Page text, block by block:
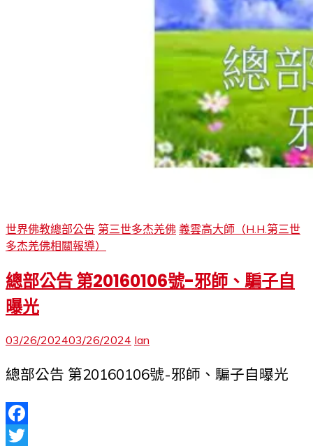
世界佛教總部公告 第三世多杰羌佛 義雲高大師（H.H.第三世
多杰羌佛相關報導）
總部公告 第20160106號-邪師、騙子自
曝光
03/26/202403/26/2024 Ian
總部公告 第20160106號-邪師、騙子自曝光
Facebook